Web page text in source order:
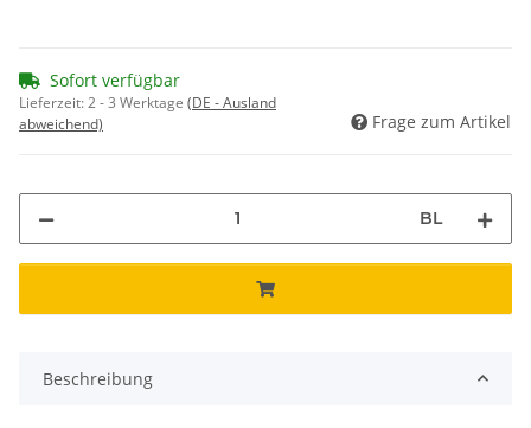
Sofort verfügbar
Lieferzeit:2 - 3 Werktage (DE - Ausland
abweichend)
Frage zum Artikel
BL
Beschreibung